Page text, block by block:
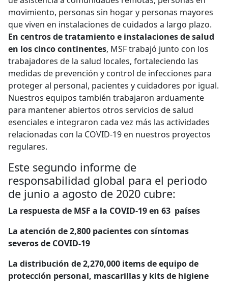
movimiento, personas sin hogar y personas mayores
que viven en instalaciones de cuidados a largo plazo.
En centros de tratamiento e instalaciones de salud
en los cinco continentes, MSF trabajó junto con los
trabajadores de la salud locales, fortaleciendo las
medidas de prevención y control de infecciones para
proteger al personal, pacientes y cuidadores por igual.
Nuestros equipos también trabajaron arduamente
para mantener abiertos otros servicios de salud
esenciales e integraron cada vez más las actividades
relacionadas con la COVID-19 en nuestros proyectos
regulares.
Este segundo informe de
responsabilidad global para el periodo
de junio a agosto de 2020 cubre:
La respuesta de MSF a la COVID-19 en 63 países
La atención de 2,800 pacientes con síntomas
severos de COVID-19
La distribución de 2,270,000 items de equipo de
protección personal, mascarillas y kits de higiene